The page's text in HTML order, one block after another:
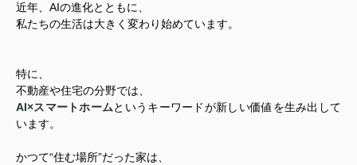
近年、AIの進化とともに、
私たちの生活は大きく変わり始めています。
特に、
不動産や住宅の分野では、
AI×スマートホームというキーワードが新しい価値を生み出して
います。
かつて“住む場所”だった家は、